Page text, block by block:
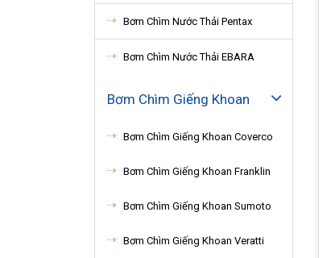
Bơm Chìm Nước Thải Pentax
Bơm Chìm Nước Thải EBARA
Bơm Chìm Giếng Khoan
Bơm Chìm Giếng Khoan Coverco
Bơm Chìm Giếng Khoan Franklin
Bơm Chìm Giếng Khoan Sumoto
Bơm Chìm Giếng Khoan Veratti